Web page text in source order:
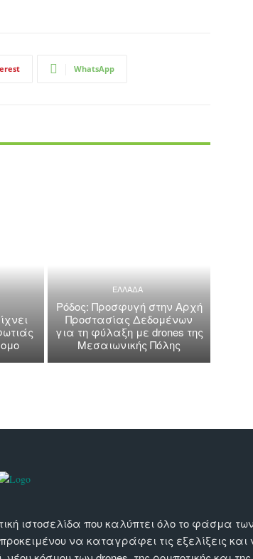
WhatsApp
ΕΛΛΑΔΑ
Ρόδος: Προσφυγή στην Αρχή
Προστασίας Δεδομένων
για τη φύλαξη με drones της
Μεσαιωνικής Πόλης
ιστοσελίδα που καλύπτει όλο το φάσμα
να καταγράφει τις εξελίξεις